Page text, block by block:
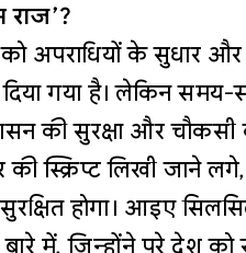
राज’?
अपराधियों के सुधार
दिया गया है। लेकिन
की सुरक्षा और चौकसी के
स्क्रिप्ट लिखी जाने
होगा। आइए
बारे में, जिन्होंने पूरे देश